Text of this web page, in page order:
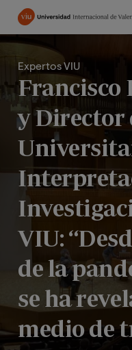
Pasar
contenido
EC
Expertos VIU
Francisco
y Director
VIU:
de la
se ha
medio de